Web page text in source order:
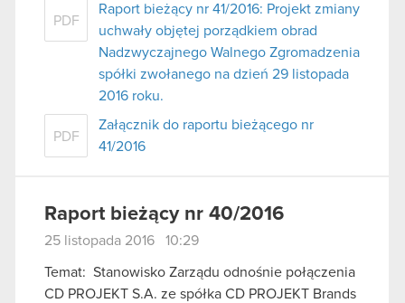
PDF
Raport bieżący nr 41/2016: Projekt zmiany
uchwały objętej porządkiem obrad
Nadzwyczajnego Walnego Zgromadzenia
spółki zwołanego na dzień 29 listopada
2016 roku.
PDF
Załącznik do raportu bieżącego nr
41/2016
Raport bieżący nr 40/2016
25 listopada 2016 10:29
Temat: Stanowisko Zarządu odnośnie połączenia
CD PROJEKT S.A. ze spółka CD PROJEKT Brands